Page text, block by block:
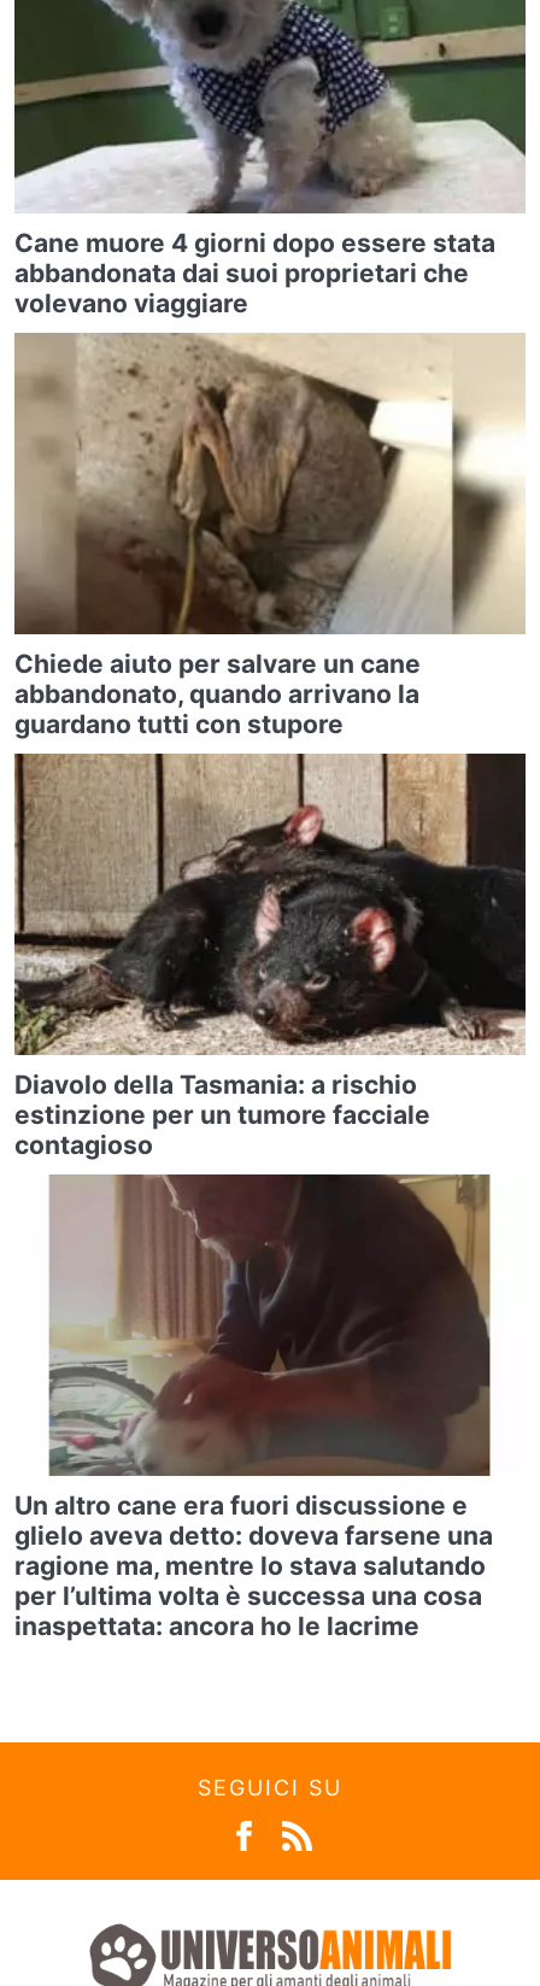
Cane muore 4 giorni dopo essere stata
abbandonata dai suoi proprietari che
volevano viaggiare
Chiede aiuto per salvare un cane
abbandonato, quando arrivano la
guardano tutti con stupore
Diavolo della Tasmania: a rischio
estinzione per un tumore facciale
contagioso
Un altro cane era fuori discussione e
glielo aveva detto: doveva farsene una
ragione ma, mentre lo stava salutando
per l’ultima volta è successa una cosa
inaspettata: ancora ho le lacrime
SEGUICI SU